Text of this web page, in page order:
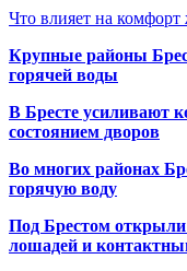
Что влияет на
Крупные районы
горячей воды
В Бресте усиливают
состоянием дворов
Во многих районах
горячую воду
Под Брестом открыли
лошадей и